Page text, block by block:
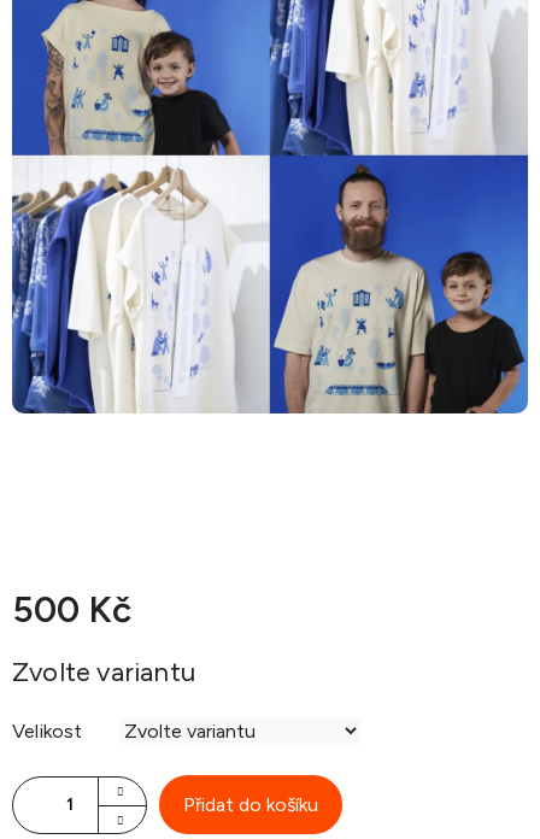
500 Kč
cena:
Zvolte variantu
Velikost
Přidat do košíku